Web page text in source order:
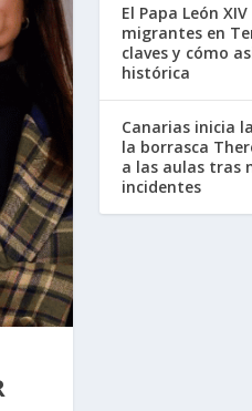
El Papa León
migrantes en
claves y cómo
histórica
Canarias inicia
la borrasca
a las aulas tras
incidentes